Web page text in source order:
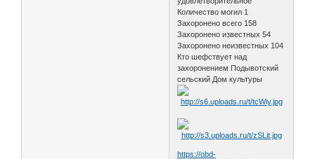
Количество могил 1
Захоронено всего 158
Захоронено известных 54
Захоронено неизвестных 104
Кто шефствует над
захоронением Подывотский
сельский Дом культуры
https://obd-